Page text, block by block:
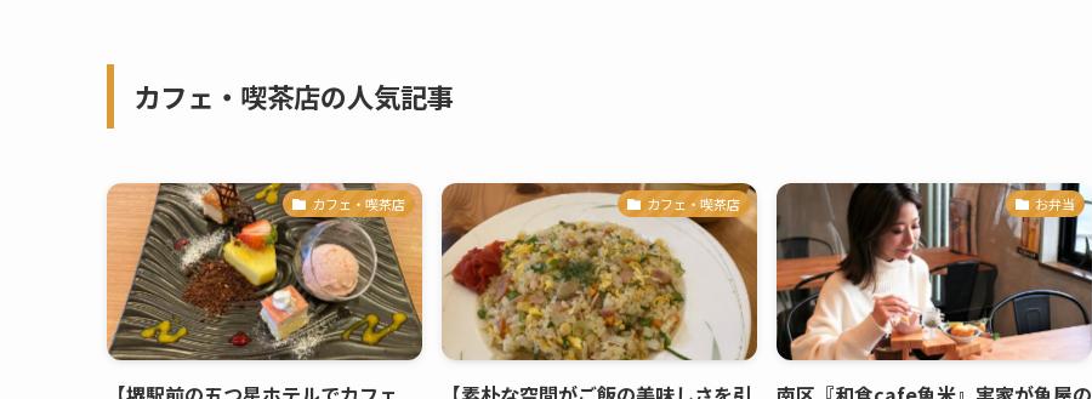
カフェ・喫茶店の人気記事
カフェ・喫茶店 カフェ・喫茶店 お弁当